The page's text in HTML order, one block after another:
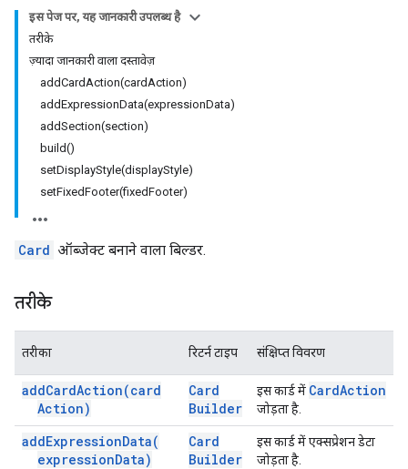
इस पेज पर, यह जानकारी उपलब्ध है
तरीके
ज़्यादा जानकारी वाला दस्तावेज़
addCardAction(cardAction)
addExpressionData(expressionData)
addSection(section)
build()
setDisplayStyle(displayStyle)
setFixedFooter(fixedFooter)
Card ऑब्जेक्ट बनाने वाला बिल्डर.
तरीके
तरीका रिटर्न टाइप संक्षिप्त विवरण
addCardAction(card
Action)
Card
Builder
इस कार्ड में CardAction
जोड़ता है.
addExpressionData(
expressionData)
Card
Builder
इस कार्ड में एक्सप्रेशन डेटा
जोड़ता है.